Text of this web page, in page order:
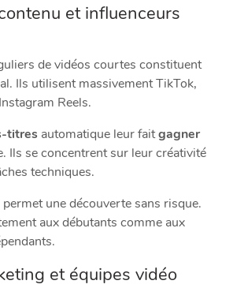
et influenceurs
de vidéos courtes constituent
Ils utilisent massivement TikTok,
Reels.
titres automatique leur faitgagner
Ils se concentrent sur leur créativité
techniques.
permet une découverte sans risque.
aux débutants comme aux
et équipes vidéo